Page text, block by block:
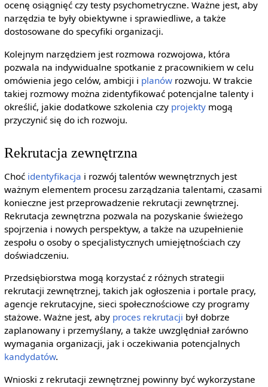
ocenę osiągnięć czy testy psychometryczne. Ważne jest, aby
narzędzia te były obiektywne i sprawiedliwe, a także
dostosowane do specyfiki organizacji.
Kolejnym narzędziem jest rozmowa rozwojowa, która
pozwala na indywidualne spotkanie z pracownikiem w celu
omówienia jego celów, ambicji i planówrozwoju. W trakcie
takiej rozmowy można zidentyfikować potencjalne talenty i
określić, jakie dodatkowe szkolenia czy projektymogą
przyczynić się do ich rozwoju.
Rekrutacja zewnętrzna
Choć identyfikacja i rozwój talentów wewnętrznych jest
ważnym elementem procesu zarządzania talentami, czasami
konieczne jest przeprowadzenie rekrutacji zewnętrznej.
Rekrutacja zewnętrzna pozwala na pozyskanie świeżego
spojrzenia i nowych perspektyw, a także na uzupełnienie
zespołu o osoby o specjalistycznych umiejętnościach czy
doświadczeniu.
Przedsiębiorstwa mogą korzystać z różnych strategii
rekrutacji zewnętrznej, takich jak ogłoszenia i portale pracy,
agencje rekrutacyjne, sieci społecznościowe czy programy
stażowe. Ważne jest, aby proces rekrutacji był dobrze
zaplanowany i przemyślany, a także uwzględniał zarówno
wymagania organizacji, jak i oczekiwania potencjalnych
kandydatów.
Wnioski z rekrutacji zewnętrznej powinny być wykorzystane